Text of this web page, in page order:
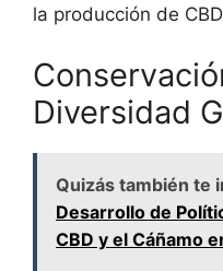
la producción de
Diversidad
Quizás también te
Desarrollo de
CBD y el Cáñamo